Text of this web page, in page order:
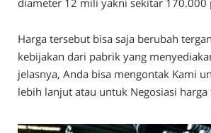
diameter 12 mili yakni sekitar 170.000
Harga tersebut bisa saja berubah
kebijakan dari pabrik yang
jelasnya, Anda bisa mengontak Kami
lebih lanjut atau untuk Negosiasi harga